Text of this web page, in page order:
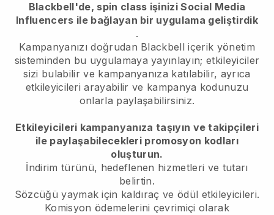
Blackbell'de, spin class işinizi Social Media
Influencers ile bağlayan bir uygulama geliştirdik
.
Kampanyanızı doğrudan Blackbell içerik yönetim
sisteminden bu uygulamaya yayınlayın; etkileyiciler
sizi bulabilir ve kampanyanıza katılabilir, ayrıca
etkileyicileri arayabilir ve kampanya kodunuzu
onlarla paylaşabilirsiniz.
Etkileyicileri kampanyanıza taşıyın ve takipçileri
ile paylaşabilecekleri promosyon kodları
oluşturun.
İndirim türünü, hedeflenen hizmetleri ve tutarı
belirtin.
Sözcüğü yaymak için kaldıraç ve ödül etkileyicileri.
Komisyon ödemelerini çevrimiçi olarak